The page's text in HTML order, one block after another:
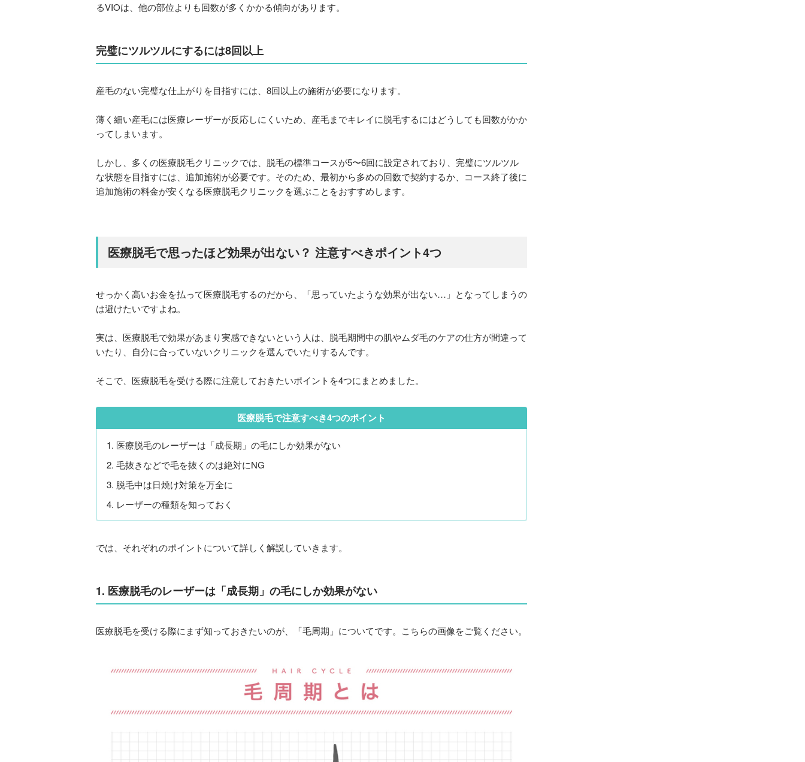
るVIOは、他の部位よりも回数が多くかかる傾向があります。
完璧にツルツルにするには8回以上
産毛のない完璧な仕上がりを目指すには、8回以上の施術が必要になります。
薄く細い産毛には医療レーザーが反応しにくいため、産毛までキレイに脱毛するにはどうしても回数がかか
ってしまいます。
しかし、多くの医療脱毛クリニックでは、脱毛の標準コースが5〜6回に設定されており、完璧にツルツル
な状態を目指すには、追加施術が必要です。そのため、最初から多めの回数で契約するか、コース終了後に
追加施術の料金が安くなる医療脱毛クリニックを選ぶことをおすすめします。
医療脱毛で思ったほど効果が出ない？ 注意すべきポイント4つ
せっかく高いお金を払って医療脱毛するのだから、「思っていたような効果が出ない…」となってしまうの
は避けたいですよね。
実は、医療脱毛で効果があまり実感できないという人は、脱毛期間中の肌やムダ毛のケアの仕方が間違って
いたり、自分に合っていないクリニックを選んでいたりするんです。
そこで、医療脱毛を受ける際に注意しておきたいポイントを4つにまとめました。
医療脱毛で注意すべき4つのポイント
医療脱毛のレーザーは「成長期」の毛にしか効果がない
毛抜きなどで毛を抜くのは絶対にNG
脱毛中は日焼け対策を万全に
レーザーの種類を知っておく
では、それぞれのポイントについて詳しく解説していきます。
1. 医療脱毛のレーザーは「成長期」の毛にしか効果がない
医療脱毛を受ける際にまず知っておきたいのが、「毛周期」についてです。こちらの画像をご覧ください。